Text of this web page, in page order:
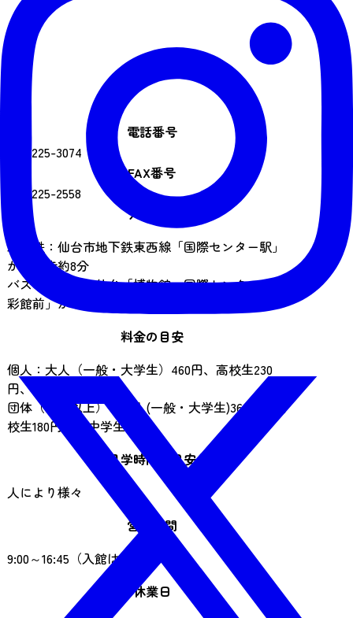
電話番号
022-225-3074
FAX番号
022-225-2558
アクセス
地下鉄：仙台市地下鉄東西線「国際センター駅」
から徒歩約8分
バス：るーぷる仙台「博物館・国際センター・緑
彩館前」から徒歩約3分
料金の目安
個人：大人（一般・大学生）460円、高校生230
円、小中学生110円
団体（30名以上）：大人(一般・大学生)360円、高
校生180円、小中学生90円
見学時間の目安
人により様々
営業時間
9:00～16:45（入館は16:15まで）
休業日